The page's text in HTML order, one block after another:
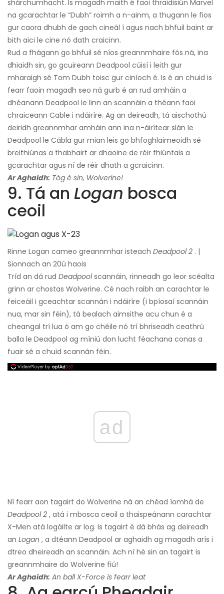
shárchumhacht. Is magadh maith é faoi thraidisiún Marvel
na gcarachtar le “Dubh” roimh a n-ainm, a thugann le fios
gur caora dhubh de gach cineál í agus nach bhfuil baint ar
bith aici le cine nó dath craicinn.
Rud a fhágann go bhfuil sé níos greannmhaire fós ná, ina
dhiaidh sin, go gcuireann Deadpool cúisí i leith gur
mharaigh sé Tom Dubh toisc gur ciníoch é. Is é an chuid is
fearr faoin magadh seo ná gurb é an rud amháin a
dhéanann Deadpool le linn an scannáin a théann faoi
chraiceann Cable i ndáiríre. Ag an deireadh, tá aischothú
deiridh greannmhar amháin ann ina n-áirítear slán le
Deadpool le Cábla gur mian leis go bhfoghlaimeoidh sé
breithiúnas a thabhairt ar dhaoine de réir fhiúntais a
gcarachtar agus ní de réir dhath a gcraicinn.
Ar Aghaidh: Tóg é sin, Wolverine!
9. Tá an Logan bosca
ceoil
Rinne Logan cameo greannmhar isteach Deadpool 2 . |
Sionnach an 20ú haois
Tríd an dá rud Deadpoolscannáin, rinneadh go leor scéalta
grinn ar chostas Wolverine. Cé nach raibh an carachtar le
feiceáil i gceachtar scannán i ndáiríre (i bpíosaí scannáin
nua, mar sin féin), tá bealach aimsithe acu chun é a
cheangal trí lua ó am go chéile nó trí bhriseadh ceathrú
balla le Deadpool ag míniú don lucht féachana conas a
fuair sé a chuid scannán féin.
ad
Ní fearr aon tagairt do Wolverine ná an chéad íomhá de
Deadpool 2 , atá i mbosca ceoil a thaispeánann carachtar
X-Men atá logáilte ar log. Is tagairt é dá bhás ag deireadh
an Logan , a dtéann Deadpool ar aghaidh ag magadh arís i
dtreo dheireadh an scannáin. Ach ní hé sin an tagairt is
greannmhaire do Wolverine fiú!
Ar Aghaidh: An ball X-Force is fearr leat